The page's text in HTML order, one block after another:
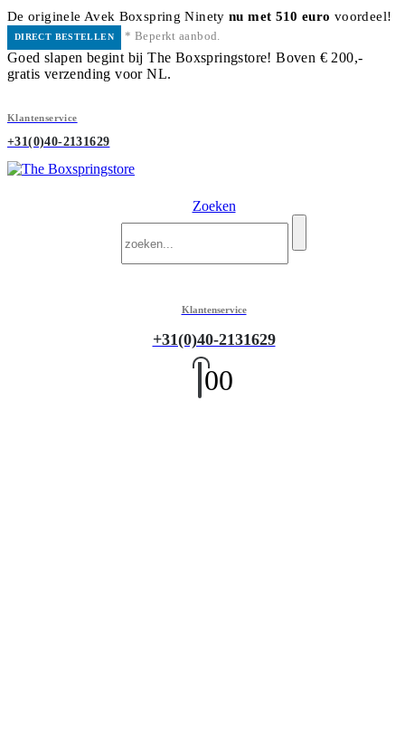
De originele Avek Boxspring Ninetynu met 510 euro voordeel!
DIRECT BESTELLEN * Beperkt aanbod.
Goed slapen begint bij The Boxspringstore! Boven € 200,-
gratis verzending voor NL.
Klantenservice
+31(0)40-2131629
Zoeken
Klantenservice
+31(0)40-2131629
00